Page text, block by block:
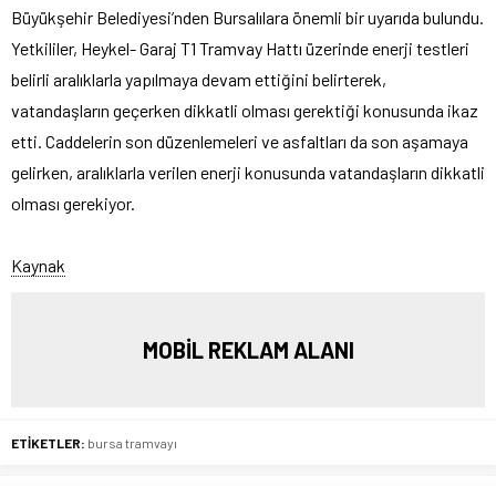
Büyükşehir Belediyesi’nden Bursalılara önemli bir uyarıda bulundu.
Yetkililer, Heykel- Garaj T1 Tramvay Hattı üzerinde enerji testleri
belirli aralıklarla yapılmaya devam ettiğini belirterek,
vatandaşların geçerken dikkatli olması gerektiği konusunda ikaz
etti. Caddelerin son düzenlemeleri ve asfaltları da son aşamaya
gelirken, aralıklarla verilen enerji konusunda vatandaşların dikkatli
olması gerekiyor.
Kaynak
MOBİL REKLAM ALANI
ETİKETLER: bursa tramvayı